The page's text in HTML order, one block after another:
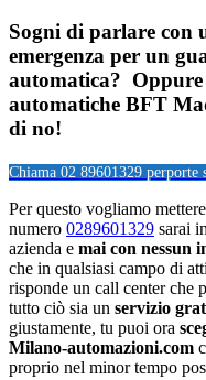
Sogni di parlare con
emergenza per un
automatica? Oppure
automatiche BFT
di no!
Chiama 02 89601329 perporte
Per questo vogliamo
numero 0289601329 sarai
azienda e mai con nessun
che in qualsiasi campo di
risponde un call center che
tutto ciò sia un servizio
giustamente, tu puoi ora
Milano-automazioni.com
proprio nel minor tempo